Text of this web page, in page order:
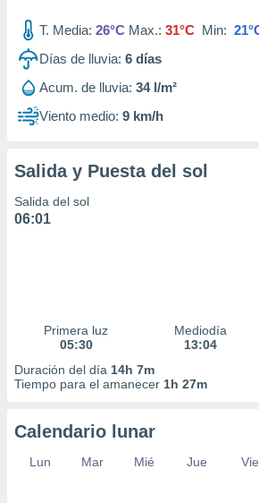
T. Media: 26°C Max.: 31°C Min:
Días de lluvia: 6 días
Acum. de lluvia: 34 l/m²
Viento medio: 9 km/h
Salida y Puesta del sol
Salida del sol
06:01
Primera luz
05:30
Mediodía
13:04
Duración del día 14h 7m
Tiempo para el amanecer 1h 27m
Calendario lunar
Lun Mar Mié Jue Vie